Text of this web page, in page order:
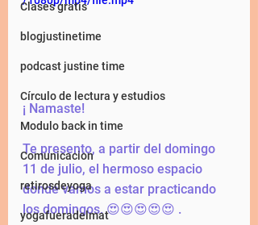
Clases gratis
blogjustinetime
podcast justine time
Círculo de lectura y estudios
Modulo back in time
Comunicacion
retirosdeyoga
yogafueradelmat
¡ Namaste!
Te presento, a partir del domingo
11 de julio, el hermoso espacio
donde vamos a estar practicando
los domingos. 😍😍😍😍😍 .